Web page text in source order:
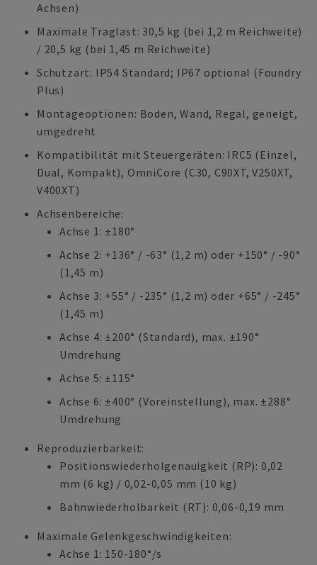
Achsen)
Maximale Traglast: 30,5 kg (bei 1,2 m Reichweite)
/ 20,5 kg (bei 1,45 m Reichweite)
Schutzart: IP54 Standard; IP67 optional (Foundry
Plus)
Montageoptionen: Boden, Wand, Regal, geneigt,
umgedreht
Kompatibilität mit Steuergeräten: IRC5 (Einzel,
Dual, Kompakt), OmniCore (C30, C90XT, V250XT,
V400XT)
Achsenbereiche:
Achse 1: ±180°
Achse 2: +136° / -63° (1,2 m) oder +150° / -90°
(1,45 m)
Achse 3: +55° / -235° (1,2 m) oder +65° / -245°
(1,45 m)
Achse 4: ±200° (Standard), max. ±190°
Umdrehung
Achse 5: ±115°
Achse 6: ±400° (Voreinstellung), max. ±288°
Umdrehung
Reproduzierbarkeit:
Positionswiederholgenauigkeit (RP): 0,02
mm (6 kg) / 0,02-0,05 mm (10 kg)
Bahnwiederholbarkeit (RT): 0,06-0,19 mm
Maximale Gelenkgeschwindigkeiten:
Achse 1: 150-180°/s